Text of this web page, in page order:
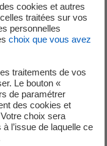
dans le Code de la
du 11
des bases de
toute
d’éléments de ces
ou
de
sans délais, et sans
cookies et autres
traitées sur vos
personnelles
choix que vous avez
traitements de vos
Le bouton «
de paramétrer
des cookies et
choix sera
l’issue de laquelle ce